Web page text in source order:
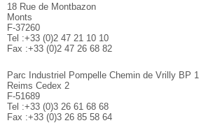
18 Rue de Montbazon
Monts
F-37260
Tel :+33 (0)2 47 21 10 10
Fax :+33 (0)2 47 26 68 82
Parc Industriel Pompelle Chemin de Vrilly BP
Reims Cedex 2
F-51689
Tel :+33 (0)3 26 61 68 68
Fax :+33 (0)3 26 85 58 64